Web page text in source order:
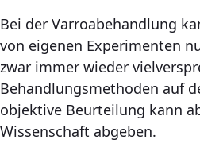
Bei der Varroabehandlung
von eigenen Experimenten
zwar immer wieder
Behandlungsmethoden auf
objektive Beurteilung kann
Wissenschaft abgeben.